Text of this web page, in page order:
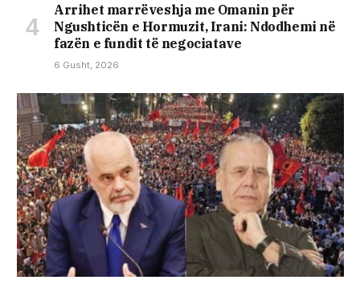
Arrihet marrëveshja me Omanin për
Ngushticën e Hormuzit, Irani: Ndodhemi në
fazën e fundit të negociatave
6 Gusht, 2026